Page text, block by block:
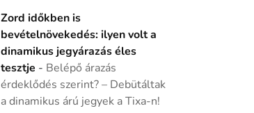
Zord időkben is
bevételnövekedés: ilyen volt a
dinamikus jegyárazás éles
tesztje - Belépő árazás
érdeklődés szerint? – Debütáltak
a dinamikus árú jegyek a Tixa-n!